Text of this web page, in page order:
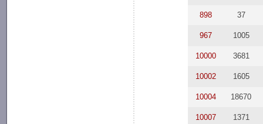
898 37
967 1005
10000 3681
10002 1605
10004 18670
10007 1371